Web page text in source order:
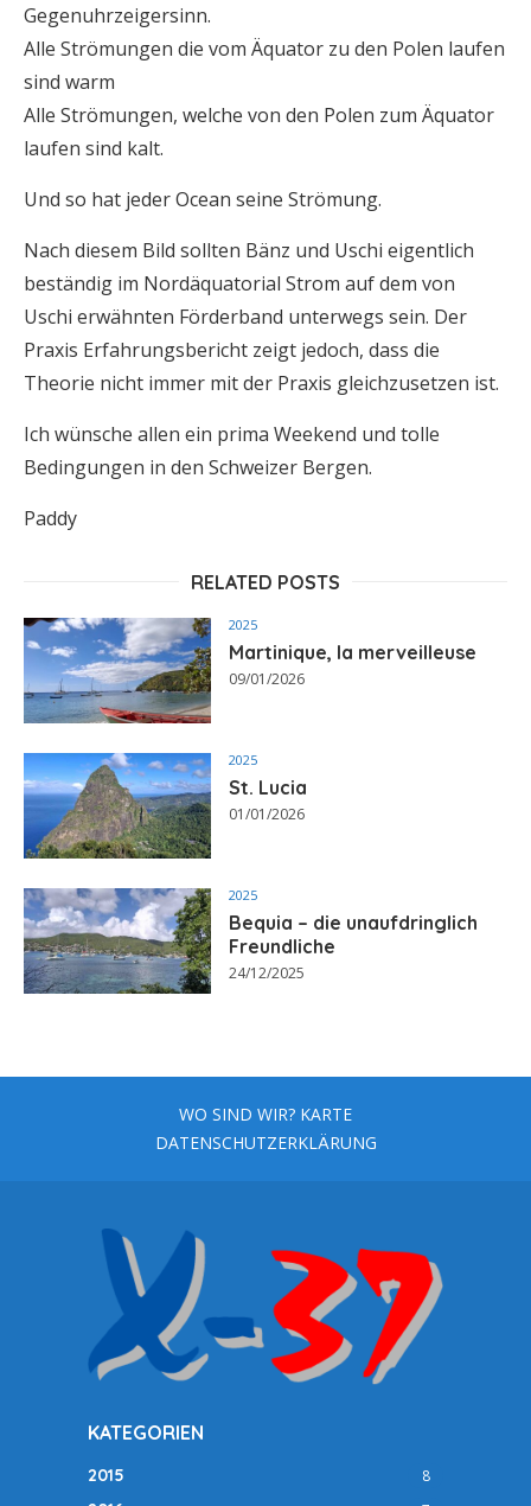
Gegenuhrzeigersinn.
Alle Strömungen die vom Äquator zu den Polen laufen
sind warm
Alle Strömungen, welche von den Polen zum Äquator
laufen sind kalt.
Und so hat jeder Ocean seine Strömung.
Nach diesem Bild sollten Bänz und Uschi eigentlich
beständig im Nordäquatorial Strom auf dem von
Uschi erwähnten Förderband unterwegs sein. Der
Praxis Erfahrungsbericht zeigt jedoch, dass die
Theorie nicht immer mit der Praxis gleichzusetzen ist.
Ich wünsche allen ein prima Weekend und tolle
Bedingungen in den Schweizer Bergen.
Paddy
RELATED POSTS
2025
Martinique, la merveilleuse
09/01/2026
2025
St. Lucia
01/01/2026
2025
Bequia – die unaufdringlich
Freundliche
24/12/2025
WO SIND WIR? KARTE
DATENSCHUTZERKLÄRUNG
KATEGORIEN
2015 8